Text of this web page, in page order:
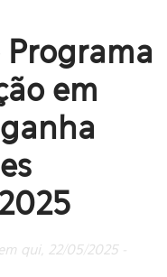
em
qui, 22/05/2025 -